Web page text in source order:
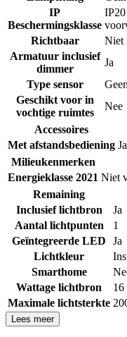
IP
Beschermingsklasse
Richtbaar
Niet
Armatuur inclusief
dimmer
Ja
Type sensor
Geen
Geschikt voor in
vochtige ruimtes
Nee
Accessoires
Met afstandsbediening Ja
Milieukenmerken
Energieklasse 2021 Niet
Remaining
Inclusief lichtbron
Ja
Aantal lichtpunten
1
Geïntegreerde LED
Ja
Lichtkleur
Smarthome
Wattage lichtbron
16
Maximale lichtsterkte
Lees meer